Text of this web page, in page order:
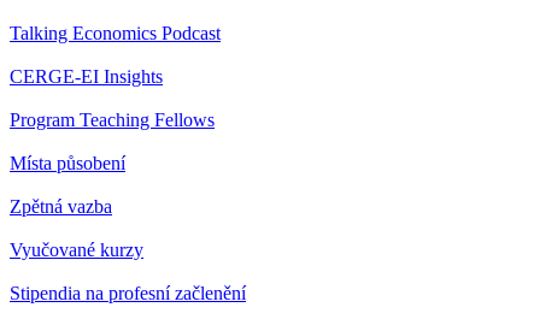
Talking Economics Podcast
CERGE-EI Insights
Program Teaching Fellows
Místa působení
Zpětná vazba
Vyučované kurzy
Stipendia na profesní začlenění